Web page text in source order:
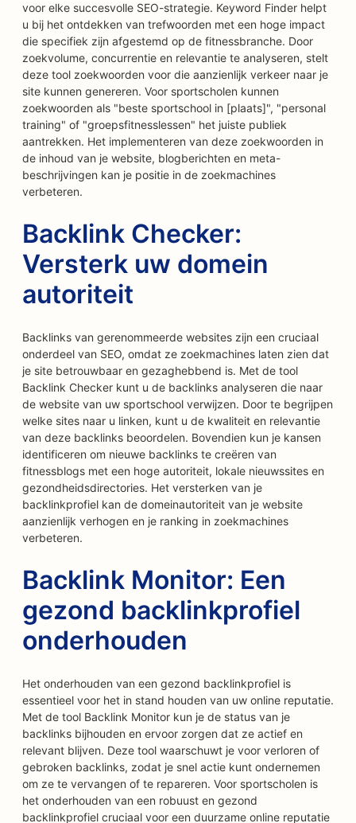
voor elke succesvolle SEO-strategie. Keyword Finder helpt
u bij het ontdekken van trefwoorden met een hoge impact
die specifiek zijn afgestemd op de fitnessbranche. Door
zoekvolume, concurrentie en relevantie te analyseren, stelt
deze tool zoekwoorden voor die aanzienlijk verkeer naar je
site kunnen genereren. Voor sportscholen kunnen
zoekwoorden als "beste sportschool in [plaats]", "personal
training" of "groepsfitnesslessen" het juiste publiek
aantrekken. Het implementeren van deze zoekwoorden in
de inhoud van je website, blogberichten en meta-
beschrijvingen kan je positie in de zoekmachines
verbeteren.
Backlink Checker:
Versterk uw domein
autoriteit
Backlinks van gerenommeerde websites zijn een cruciaal
onderdeel van SEO, omdat ze zoekmachines laten zien dat
je site betrouwbaar en gezaghebbend is. Met de tool
Backlink Checker kunt u de backlinks analyseren die naar
de website van uw sportschool verwijzen. Door te begrijpen
welke sites naar u linken, kunt u de kwaliteit en relevantie
van deze backlinks beoordelen. Bovendien kun je kansen
identificeren om nieuwe backlinks te creëren van
fitnessblogs met een hoge autoriteit, lokale nieuwssites en
gezondheidsdirectories. Het versterken van je
backlinkprofiel kan de domeinautoriteit van je website
aanzienlijk verhogen en je ranking in zoekmachines
verbeteren.
Backlink Monitor: Een
gezond backlinkprofiel
onderhouden
Het onderhouden van een gezond backlinkprofiel is
essentieel voor het in stand houden van uw online reputatie.
Met de tool Backlink Monitor kun je de status van je
backlinks bijhouden en ervoor zorgen dat ze actief en
relevant blijven. Deze tool waarschuwt je voor verloren of
gebroken backlinks, zodat je snel actie kunt ondernemen
om ze te vervangen of te repareren. Voor sportscholen is
het onderhouden van een robuust en gezond
backlinkprofiel cruciaal voor een duurzame online reputatie